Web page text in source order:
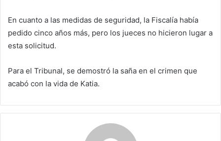
En cuanto a las medidas de seguridad, la Fiscalía había
pedido cinco años más, pero los jueces no hicieron lugar a
esta solicitud.
Para el Tribunal, se demostró la saña en el crimen que
acabó con la vida de Katia.